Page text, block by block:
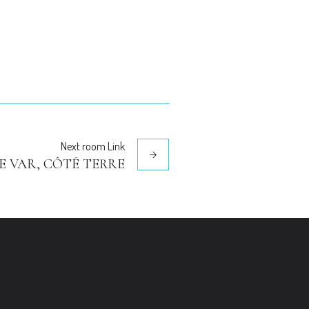
Nextroom Link
VAR, CÔTÉ TERRE